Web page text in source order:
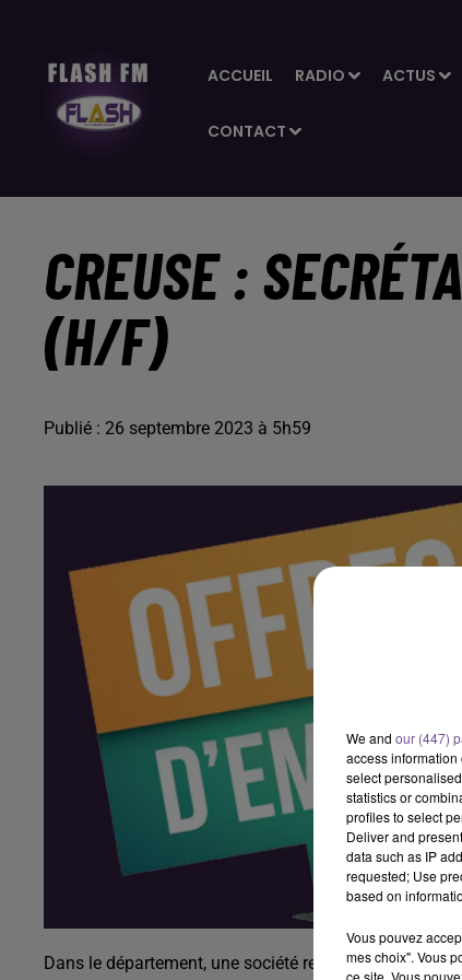
ACCUEIL RADIO ACTUS
CONTACT
CREUSE :
(H/F)
Publié : 26 septembre 2023 à 5h59
Dans le département, une société recherche un
We and our (447)
access
select
statistics or
profiles to select
Deliver and
data such as IP
requested; Use
based on
Vous pouvez
mes choix". Vous
ce site. Vous